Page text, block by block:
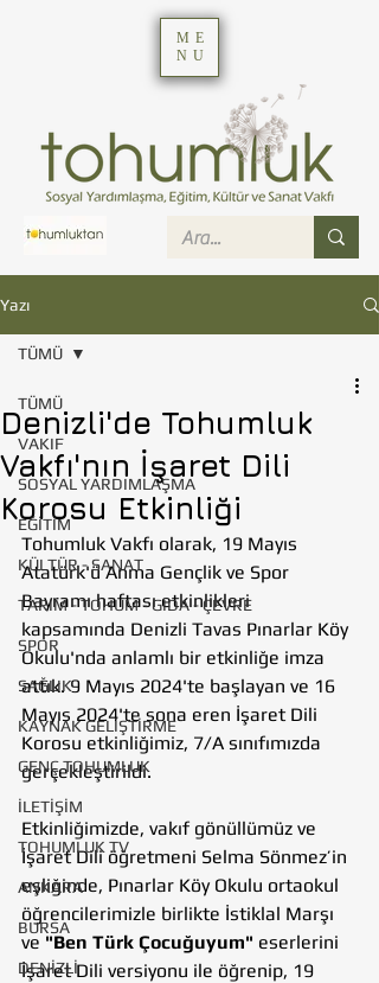
ME
NU
Yazı
TÜMÜ
VAKIF
SOSYAL YARDIMLAŞMA
EĞİTİM
KÜLTÜR - SANAT
TARIM - TOHUM - GIDA - ÇEVRE
SPOR
SAĞLIK
KAYNAK GELİŞTİRME
GENÇ TOHUMLUK
İLETİŞİM
TOHUMLUK TV
ANKARA
BURSA
DENİZLİ
TÜMÜ
Denizli'de Tohumluk
Vakfı'nın İşaret Dili
Korosu Etkinliği
Tohumluk Vakfı olarak, 19 Mayıs
Atatürk'ü Anma Gençlik ve Spor
Bayramı haftası etkinlikleri
kapsamında Denizli Tavas Pınarlar Köy
Okulu'nda anlamlı bir etkinliğe imza
attık. 9 Mayıs 2024'te başlayan ve 16
Mayıs 2024'te sona eren İşaret Dili
Korosu etkinliğimiz, 7/A sınıfımızda
gerçekleştirildi.
Etkinliğimizde, vakıf gönüllümüz ve
İşaret Dili öğretmeni Selma Sönmez’in
eşliğinde, Pınarlar Köy Okulu ortaokul
öğrencilerimizle birlikte İstiklal Marşı
ve "Ben Türk Çocuğuyum" eserlerini
İşaret Dili versiyonu ile öğrenip, 19